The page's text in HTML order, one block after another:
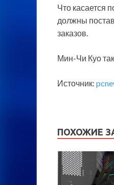
Что касается
должны
заказов.
Мин-Чи Куо
Источник:
ПОХОЖИЕ